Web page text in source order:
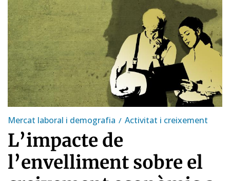
Mercat laboral i demografia Activitat i creixement
L’impacte de
l’envelliment sobre el